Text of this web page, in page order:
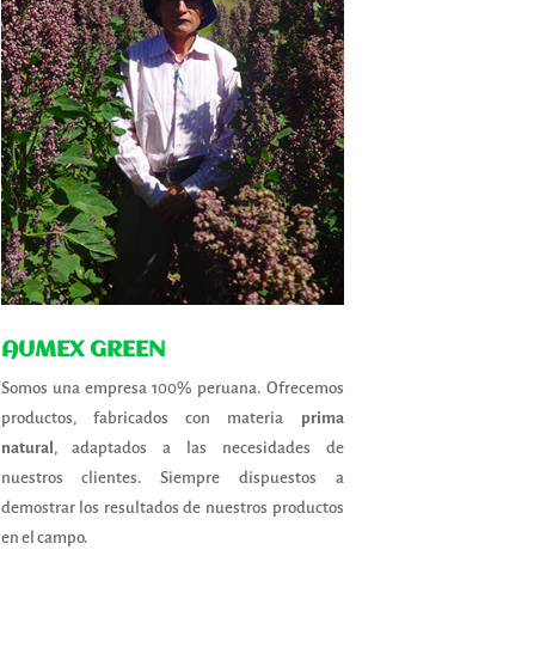
AUMEX GREEN
Somos una empresa 100% peruana. Ofrecemos
productos, fabricados con materia
prima
natural , adaptados a las necesidades de
nuestros clientes. Siempre dispuestos a
demostrar los resultados de nuestros productos
en el campo.